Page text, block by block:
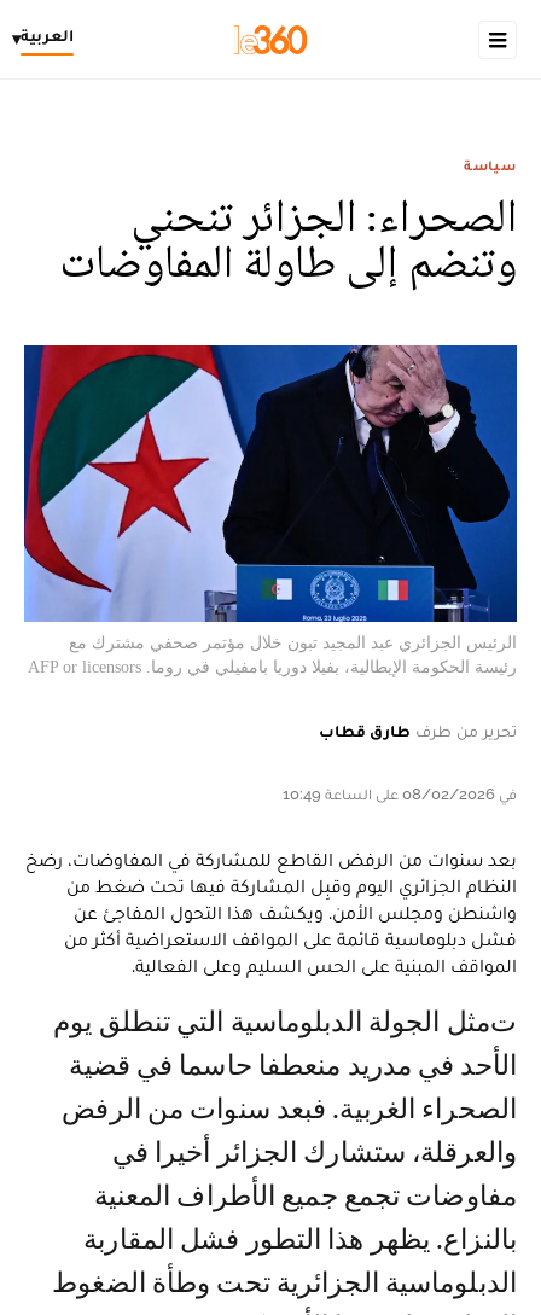
العربية▾
سياسة
الصحراء: الجزائر تنحني
وتنضم إلى طاولة المفاوضات
الرئيس الجزائري عبد المجيد تبون خلال مؤتمر صحفي مشترك مع
رئيسة الحكومة الإيطالية، بفيلا دوريا بامفيلي في روما. AFP or licensors
تحرير من طرف طارق قطاب
في 08/02/2026 على الساعة 10:49
بعد سنوات من الرفض القاطع للمشاركة في المفاوضات، رضخ
النظام الجزائري اليوم وقبِل المشاركة فيها تحت ضغط من
واشنطن ومجلس الأمن. ويكشف هذا التحول المفاجئ عن
فشل دبلوماسية قائمة على المواقف الاستعراضية أكثر من
المواقف المبنية على الحس السليم وعلى الفعالية.
تمثل الجولة الدبلوماسية التي تنطلق يوم
الأحد في مدريد منعطفا حاسما في قضية
الصحراء الغربية. فبعد سنوات من الرفض
والعرقلة، ستشارك الجزائر أخيرا في
مفاوضات تجمع جميع الأطراف المعنية
بالنزاع. يظهر هذا التطور فشل المقاربة
الدبلوماسية الجزائرية تحت وطأة الضغوط